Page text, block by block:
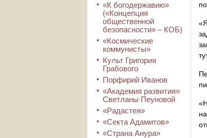
«К богодержавию»
(«Концепция
общественной
безопасности» – КОБ)
«Космические
коммунисты»
Культ Григория
Грабового
Порфирий Иванов
«Академия развития»
Светланы Пеуновой
«Радастея»
«Секта Адамитов»
«Страна Анура»